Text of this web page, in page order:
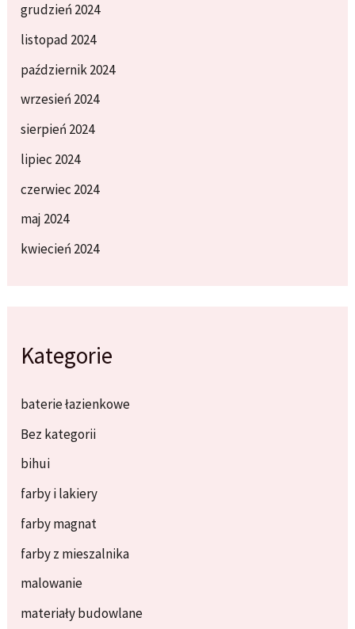
grudzień 2024
listopad 2024
październik 2024
wrzesień 2024
sierpień 2024
lipiec 2024
czerwiec 2024
maj 2024
kwiecień 2024
Kategorie
baterie łazienkowe
Bez kategorii
bihui
farby i lakiery
farby magnat
farby z mieszalnika
malowanie
materiały budowlane